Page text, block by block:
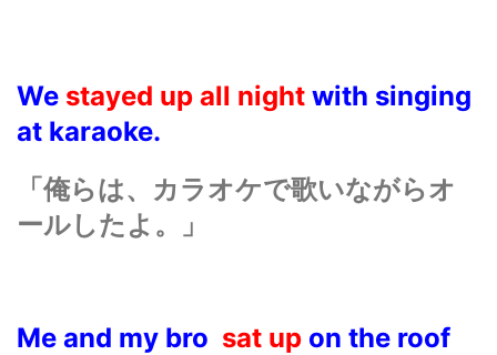
We stayed up all night with singing
at karaoke.
「俺らは、カラオケで歌いながらオ
ールしたよ。」
Me and my bro sat up on the roof